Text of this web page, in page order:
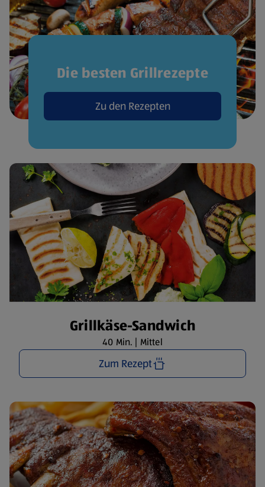
Die besten Grillrezepte
Zu den Rezepten
Grillkäse-Sandwich
40 Min. | Mittel
Zum Rezept